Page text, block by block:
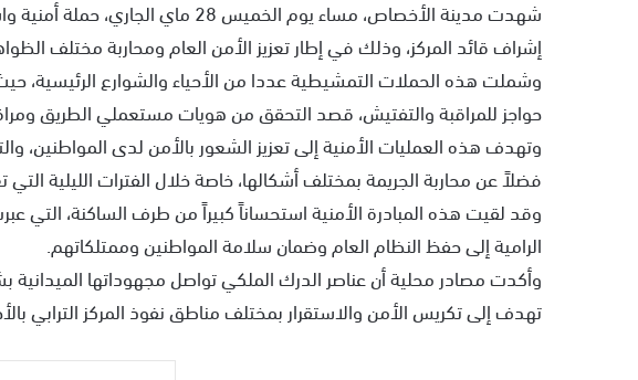
شهدت مدينة الأخصاص، مساء يوم الخميس
إشراف قائد المركز، وذلك في إطار تعزيز الأمن العام ومحاربة مختلف
وشملت هذه الحملات التمشيطية عددا من الأحياء والشوارع الرئيسية،
حواجز للمراقبة والتفتيش، قصد التحقق من هويات مستعملي الطريق
وتهدف هذه العمليات الأمنية إلى تعزيز الشعور بالأمن لدى المواطنين،
فضلاً عن محاربة الجريمة بمختلف أشكالها، خاصة خلال الفترات الليلية
وقد لقيت هذه المبادرة الأمنية استحساناً كبيراً من طرف الساكنة، التي
الرامية إلى حفظ النظام العام وضمان سلامة المواطنين وممتلكاتهم.
وأكدت مصادر محلية أن عناصر الدرك الملكي تواصل مجهوداتها الميدانية
تهدف إلى تكريس الأمن والاستقرار بمختلف مناطق نفوذ المركز الترابي